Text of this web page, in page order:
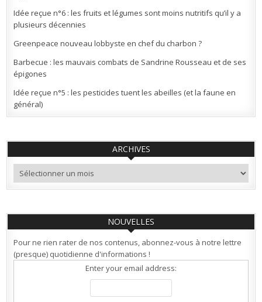
Idée reçue n°6 : les fruits et légumes sont moins nutritifs qu’il y a
plusieurs décennies
Greenpeace nouveau lobbyste en chef du charbon ?
Barbecue : les mauvais combats de Sandrine Rousseau et de ses
épigones
Idée reçue n°5 : les pesticides tuent les abeilles (et la faune en
général)
ARCHIVES
Archives
NOUVELLES
Pour ne rien rater de nos contenus, abonnez-vous à notre lettre
(presque) quotidienne d'informations !
Enter your email address: